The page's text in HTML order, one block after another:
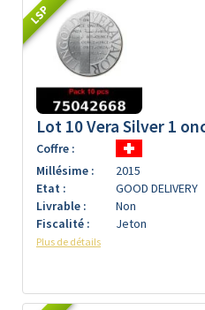
LSP
Lot 10 Vera Silver 1
Coffre :
Millésime :
2015
Etat :
GOOD DELIVERY
Livrable :
Non
Fiscalité :
Jeton
Plus de détails